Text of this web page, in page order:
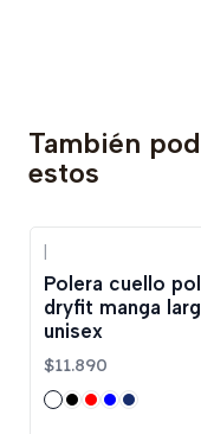
También
estos
Polera cuello
dryfit manga
unisex
$11.890